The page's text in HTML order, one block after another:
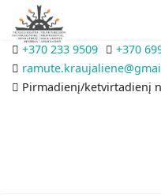
+370 233 9509
+370
Pirmadienį/ketvirtadienį